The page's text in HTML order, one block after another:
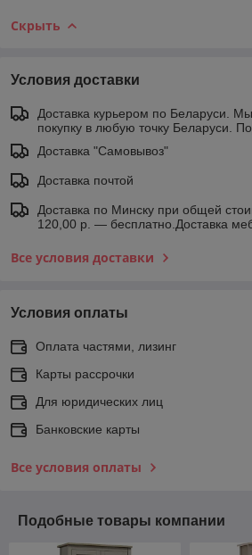
Скрыть
Условия доставки
Доставка курьером по Беларуси.
покупку в любую точку Беларуси.
Доставка "Самовывоз"
Доставка почтой
Доставка по Минску при общей
120,00 р. — бесплатно.Доставка
Все условия доставки
Условия оплаты
Оплата частями, лизинг
Карты рассрочки
Для юридических лиц
Банковские карты
Все условия оплаты
Подобные товары компании